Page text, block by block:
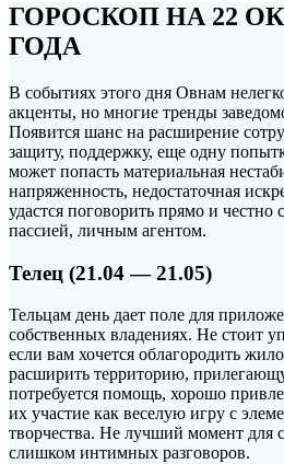
ГОРОСКОП НА 22
ГОДА
В событиях этого дня Овнам
акценты, но многие тренды
Появится шанс на расширение
защиту, поддержку, еще одну
может попасть материальная
напряженность, недостаточная
удастся поговорить прямо и честно
пассией, личным агентом.
Телец (21.04 — 21.05)
Тельцам день дает поле для
собственных владениях. Не стоит
если вам хочется облагородить
расширить территорию,
потребуется помощь, хорошо
их участие как веселую игру с
творчества. Не лучший момент для
слишком интимных разговоров.